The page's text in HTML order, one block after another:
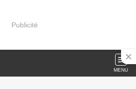
Publicité
MENU